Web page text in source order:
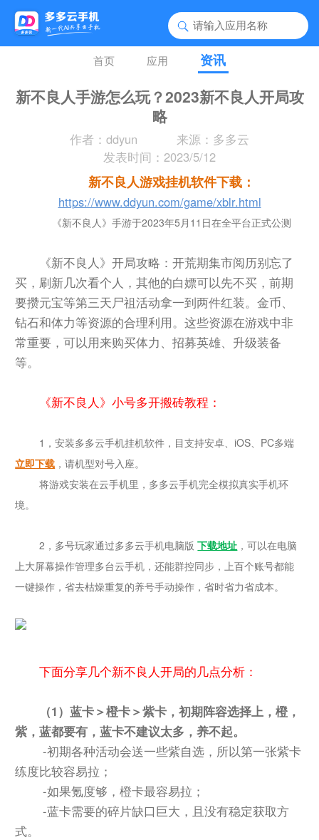
首页 应用 资讯
新不良人手游怎么玩？2023新不良人开局攻
略
作者：ddyun
来源：多多云
发表时间：2023/5/12
新不良人游戏挂机软件下载：
https://www.ddyun.com/game/xblr.html
《新不良人》手游于2023年5月11日在全平台正式公测
《新不良人》开局攻略：开荒期集市阅历别忘了
买，刷新几次看个人，其他的白嫖可以先不买，前期
要攒元宝等第三天尸祖活动拿一到两件红装。金币、
钻石和体力等资源的合理利用。这些资源在游戏中非
常重要，可以用来购买体力、招募英雄、升级装备
等。
《新不良人》小号多开搬砖教程：
1，安装多多云手机挂机软件，目支持安卓、iOS、PC多端
立即下载 ，请机型对号入座。
将游戏安装在云手机里，多多云手机完全模拟真实手机环
境。
2，多号玩家通过多多云手机电脑版下载地址 ，可以在电脑
上大屏幕操作管理多台云手机，还能群控同步，上百个账号都能
一键操作，省去枯燥重复的养号手动操作，省时省力省成本。
下面分享几个新不良人开局的几点分析：
（1）蓝卡＞橙卡＞紫卡，初期阵容选择上，橙，
紫，蓝都要有，蓝卡不建议太多，养不起。
-初期各种活动会送一些紫自选，所以第一张紫卡
练度比较容易拉；
-如果氪度够，橙卡最容易拉；
-蓝卡需要的碎片缺口巨大，且没有稳定获取方
式。